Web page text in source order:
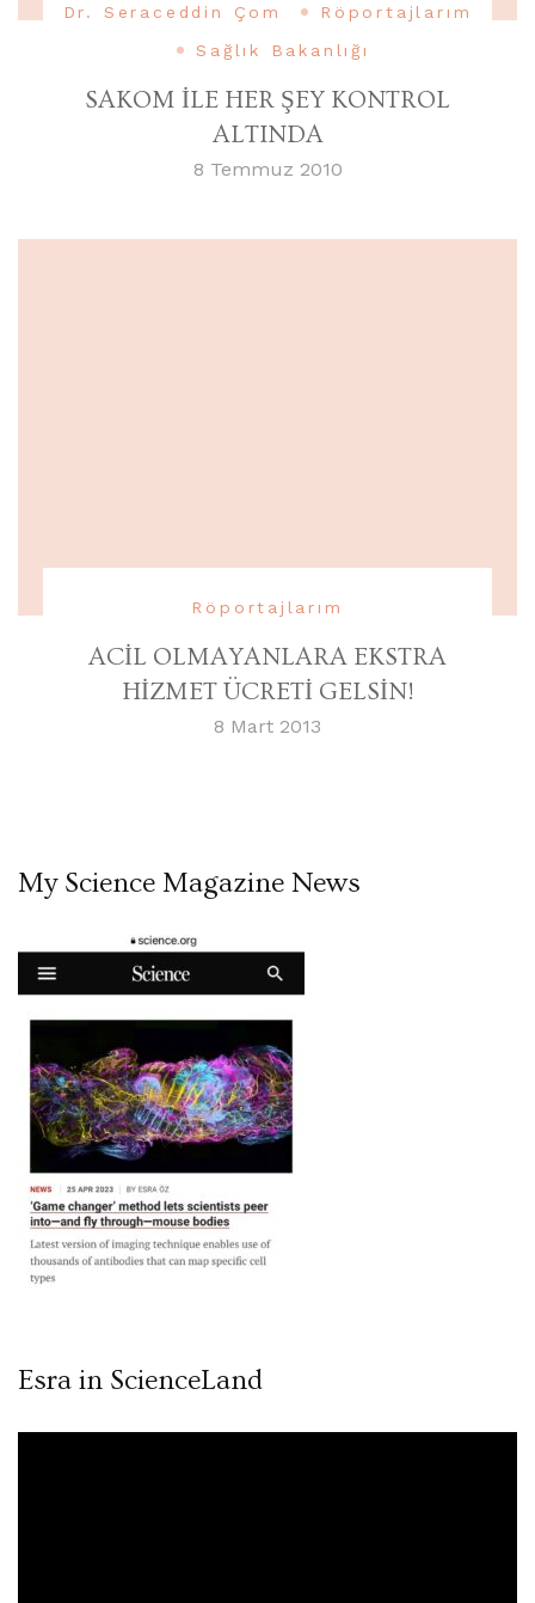
Dr. Seraceddin Çom
Röportajlarım
Sağlık Bakanlığı
SAKOM İLE HER ŞEY KONTROL
ALTINDA
8 Temmuz 2010
Röportajlarım
ACİL OLMAYANLARA EKSTRA
HİZMET ÜCRETİ GELSİN!
8 Mart 2013
My Science Magazine News
Esra in ScienceLand